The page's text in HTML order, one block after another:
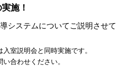
施！
システムについてご説明させて
室説明会と同時実施です。
合わせください。